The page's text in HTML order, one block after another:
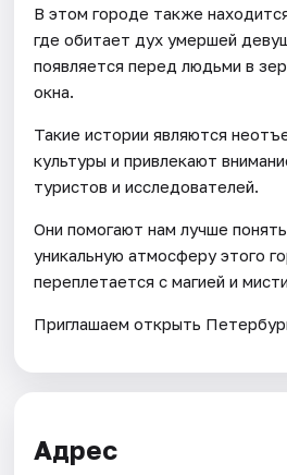
В этом городе также
где обитает дух умершей
появляется перед людьми в
окна.
Такие истории являются
культуры и привлекают
туристов и исследователей.
Они помогают нам лучше
уникальную атмосферу этого
переплетается с магией и
Приглашаем открыть
Адрес